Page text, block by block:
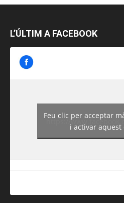
L’ÚLTIM A FACEBOOK
https://
Feu clic per acceptar
i activar